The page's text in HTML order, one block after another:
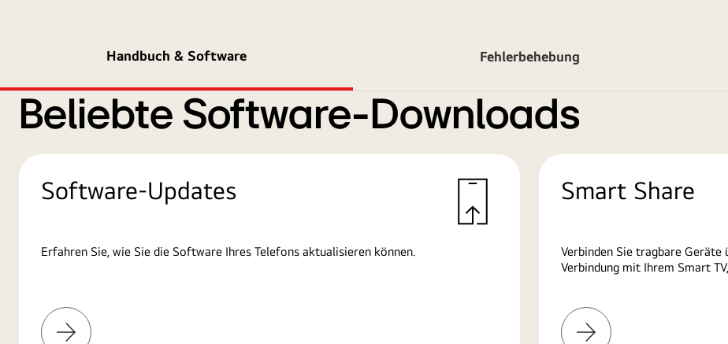
Handbuch & Software Fehlerbehebung
Beliebte Software-Downloads
Software-Updates
Erfahren Sie, wie Sie die Software Ihres Telefons aktualisieren können.
Weitere
Informationen
Smart Share
Verbinden Sie tragbare
Verbindung mit Ihrem Smart
Weitere
Informationen